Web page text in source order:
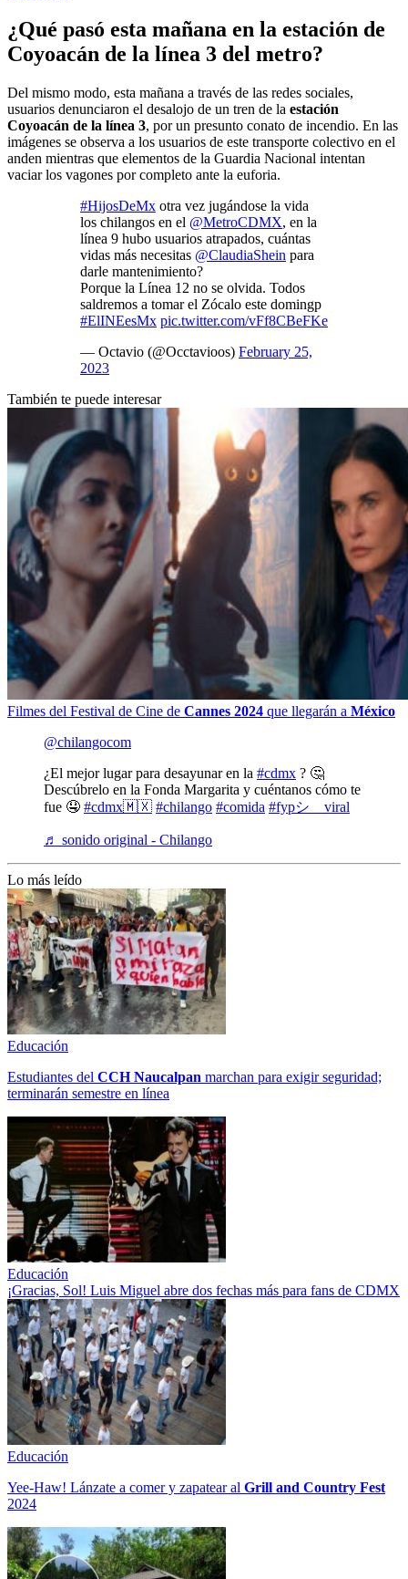
¿Qué pasó esta mañana en la estación de
Coyoacán de la línea 3 del metro?
Del mismo modo, esta mañana a través de las redes sociales,
usuarios denunciaron el desalojo de un tren de la estación
Coyoacán de la línea 3, por un presunto conato de incendio. En las
imágenes se observa a los usuarios de este transporte colectivo en el
anden mientras que elementos de la Guardia Nacional intentan
vaciar los vagones por completo ante la euforia.
#HijosDeMx otra vez jugándose la vida
los chilangos en el @MetroCDMX, en la
línea 9 hubo usuarios atrapados, cuántas
vidas más necesitas @ClaudiaShein para
darle mantenimiento?
Porque la Línea 12 no se olvida. Todos
saldremos a tomar el Zócalo este domingp
#ElINEesMx pic.twitter.com/vFf8CBeFKe
— Octavio (@Occtavioos) February 25,
2023
También te puede interesar
Filmes del Festival de Cine de Cannes 2024 que llegarán a México
@chilangocom
¿El mejor lugar para desayunar en la #cdmx ? 🤔
Descúbrelo en la Fonda Margarita y cuéntanos cómo te
fue 🤤 #cdmx🇲🇽 #chilango #comida #fypシ゚viral
♬ sonido original - Chilango
Lo más leído
Educación
Estudiantes del CCH Naucalpan marchan para exigir seguridad;
terminarán semestre en línea
Educación
¡Gracias, Sol! Luis Miguel abre dos fechas más para fans de CDMX
Educación
Yee-Haw! Lánzate a comer y zapatear al Grill and Country Fest
2024